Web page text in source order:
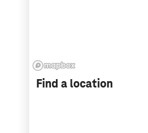
Find a location